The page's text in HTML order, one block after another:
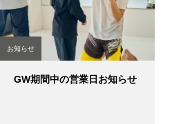
お知らせ
GW期間中の営業日お知らせ